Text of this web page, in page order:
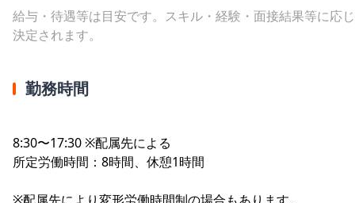
給与・待遇等は目安です。スキル・経験・面接結果等に応
決定されます。
勤務時間
8:30〜17:30 ※配属先による
所定労働時間：8時間、休憩1時間